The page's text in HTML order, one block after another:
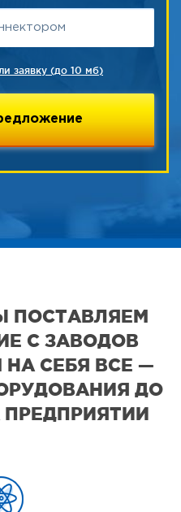
заявку (до 10 мб)
ПОСТАВЛЯЕМ
С ЗАВОДОВ
СЕБЯ ВСЕ —
ДО